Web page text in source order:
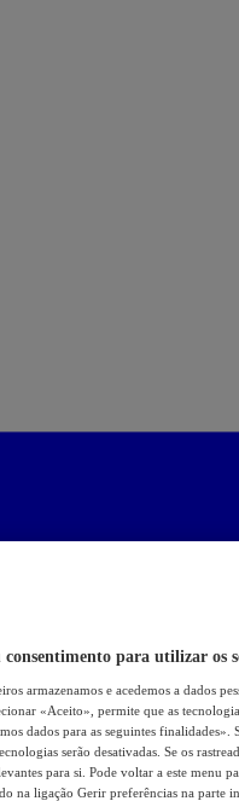
para utilizar os
armazenamos e acedemos a dados
«Aceito», permite que as
dados para as seguintes
serão desativadas. Se os
para si. Pode voltar a este menu
na ligação Gerir preferências na parte